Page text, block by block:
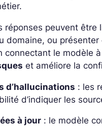
réponses peuvent
domaine, ou présenter
connectant le modèle
et améliore la
d’hallucinations : les
d’indiquer les
à jour : le modèle